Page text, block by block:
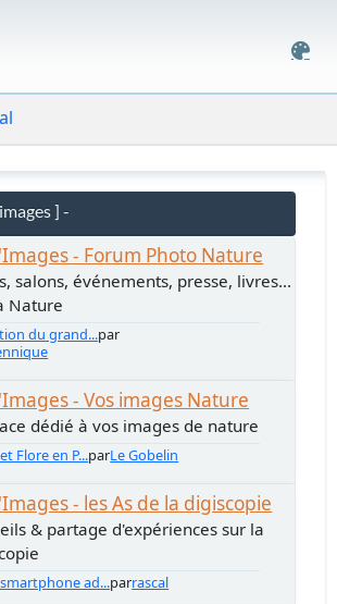
] -
- Forum Photo Nature
salons, événements, presse, livres...
Nature
du grand...par
- Vos images Nature
dédié à vos images de nature
Flore en P...parLe Gobelin
- les As de la digiscopie
& partage d'expériences sur la
ad...parrascal